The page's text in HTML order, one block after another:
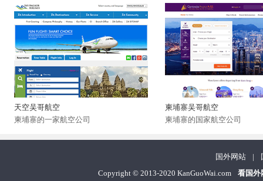
天空吴哥航空
柬埔寨的一家航空公司
柬埔寨吴哥航空
柬埔寨的国家航空公司
国外网站 |
Copyright ©2013-2020 KanGuoWai.com 看国外